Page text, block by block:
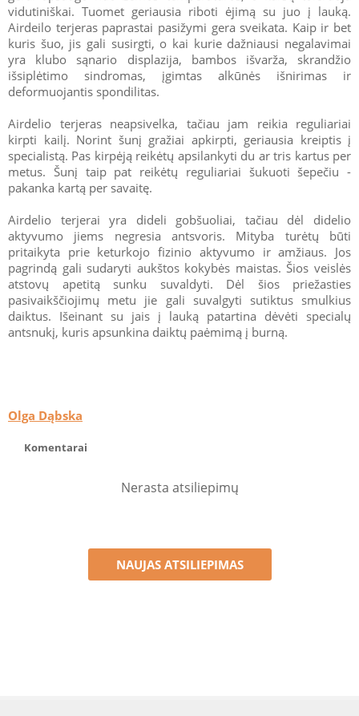
vidutiniškai. Tuomet geriausia riboti ėjimą su juo į lauką.
Airdeilo terjeras paprastai pasižymi gera sveikata. Kaip ir bet
kuris šuo, jis gali susirgti, o kai kurie dažniausi negalavimai
yra klubo sąnario displazija, bambos išvarža, skrandžio
išsiplėtimo sindromas, įgimtas alkūnės išnirimas ir
deformuojantis spondilitas.
Airdelio terjeras neapsivelka, tačiau jam reikia reguliariai
kirpti kailį. Norint šunį gražiai apkirpti, geriausia kreiptis į
specialistą. Pas kirpėją reikėtų apsilankyti du ar tris kartus per
metus. Šunį taip pat reikėtų reguliariai šukuoti šepečiu -
pakanka kartą per savaitę.
Airdelio terjerai yra dideli gobšuoliai, tačiau dėl didelio
aktyvumo jiems negresia antsvoris. Mityba turėtų būti
pritaikyta prie keturkojo fizinio aktyvumo ir amžiaus. Jos
pagrindą gali sudaryti aukštos kokybės maistas. Šios veislės
atstovų apetitą sunku suvaldyti. Dėl šios priežasties
pasivaikščiojimų metu jie gali suvalgyti sutiktus smulkius
daiktus. Išeinant su jais į lauką patartina dėvėti specialų
antsnukį, kuris apsunkina daiktų paėmimą į burną.
Olga Dąbska
Komentarai
Nerasta atsiliepimų
NAUJAS ATSILIEPIMAS